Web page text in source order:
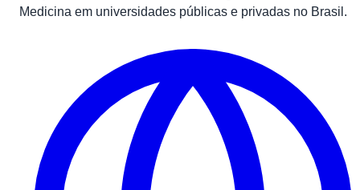
Medicina em universidades públicas e privadas no Brasil.